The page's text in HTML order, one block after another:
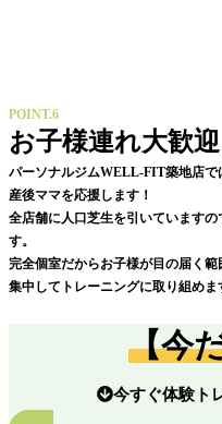
POINT.6
お子様連れ大歓迎
パーソナルジムWELL-FIT築地店で
産後ママを応援します！
全店舗に人口芝生を引いています
す。
完全個室だからお子様が目の届く範
集中してトレーニングに取り組めま
【今
今すぐ体験ト